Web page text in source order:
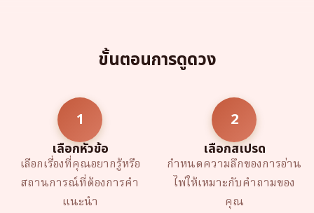
ขั้นตอนการดูดวง
1
เลือกหัวข้อ
เลือกเรื่องที่คุณอยากรู้หรือ
สถานการณ์ที่ต้องการคำ
แนะนำ
2
เลือกสเปรด
กำหนดความลึกของการอ่าน
ไพ่ให้เหมาะกับคำถามของ
คุณ